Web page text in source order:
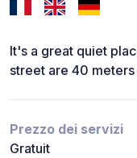
It's a great quiet
street are 40
Prezzo dei servizi
Gratuit